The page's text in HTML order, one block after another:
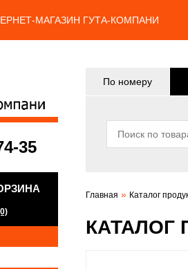
МАГАЗИН ГУТА-КОМПАНИ
35
По номеру
Главная » Каталог
КАТАЛОГ